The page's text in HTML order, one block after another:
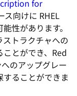
for
ス向けに RHEL
性があります。
トラクチャへの
とができ、Red
のアップグレー
ることができま